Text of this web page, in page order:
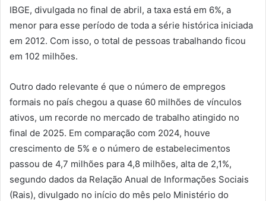
IBGE, divulgada no final de abril, a taxa está em 6%, a
menor para esse período de toda a série histórica iniciada
em 2012. Com isso, o total de pessoas trabalhando ficou
em 102 milhões.
Outro dado relevante é que o número de empregos
formais no país chegou a quase 60 milhões de vínculos
ativos, um recorde no mercado de trabalho atingido no
final de 2025. Em comparação com 2024, houve
crescimento de 5% e o número de estabelecimentos
passou de 4,7 milhões para 4,8 milhões, alta de 2,1%,
segundo dados da Relação Anual de Informações Sociais
(Rais), divulgado no início do mês pelo Ministério do